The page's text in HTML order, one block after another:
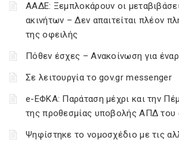
ΑΑΔΕ: Ξεμπλοκάρουν οι
ακινήτων – Δεν απαιτείται πλέον
της οφειλής
Πόθεν έσχες – Ανακοίνωση για
Σε λειτουργία το gov.gr messenger
e-ΕΦΚΑ: Παράταση μέχρι και την
της προθεσμίας υποβολής ΑΠΔ
Ψηφίστηκε το νομοσχέδιο με τις